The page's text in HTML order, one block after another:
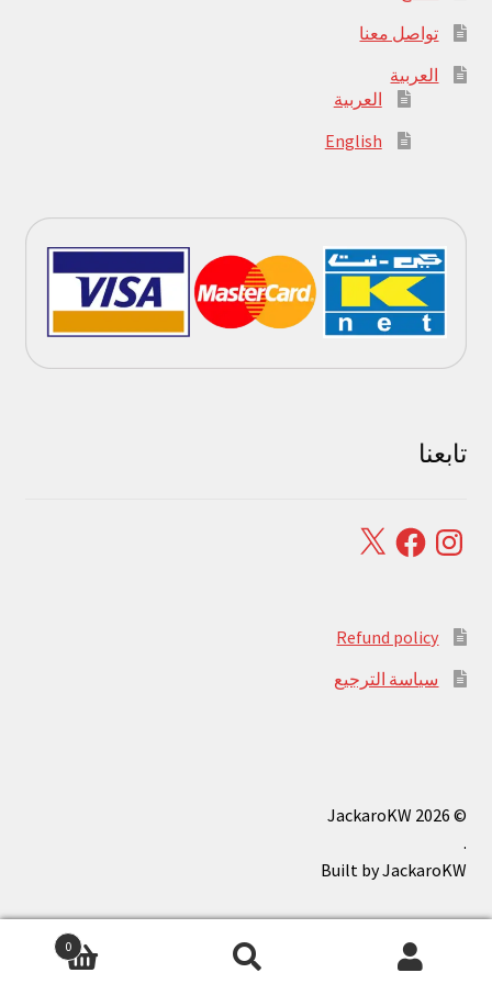
تواصل معنا
العربية
العربية
English
تابعنا
Instagram
Facebook
X
Refund policy
سياسة الترجيع
© JackaroKW 2026
.
0